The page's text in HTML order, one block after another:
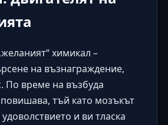
химикал –
на възнаграждение,
По време на възбуда
тъй като мозъкът
и ви тласка